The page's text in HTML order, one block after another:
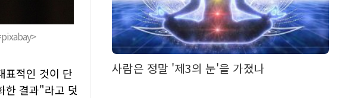
표적인 것이 단
한 결과"라고 덧
사람은 정말 '제3의 눈'을 가졌나